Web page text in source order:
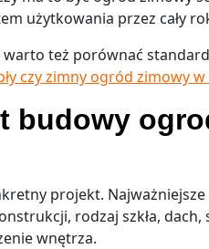
użytkowania przez cały
też porównać
czy zimny ogród zimowy
budowy
projekt. Najważniejsze
rodzaj szkła,
wnętrza.